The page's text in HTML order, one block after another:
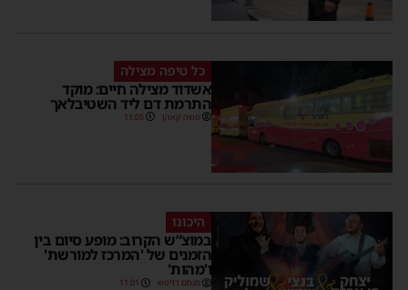
כל טיפה מצילה
אשדוד מצילה חיים: מוקד
התרמת דם ליד השטיבלאך
משה קאהן 11:05
היכונו
במוצ”ש הקרוב: מופע סיום בין
הזמנים של 'המרכז למורשת'
ו'מהות'
מנחם דויטש 11:01